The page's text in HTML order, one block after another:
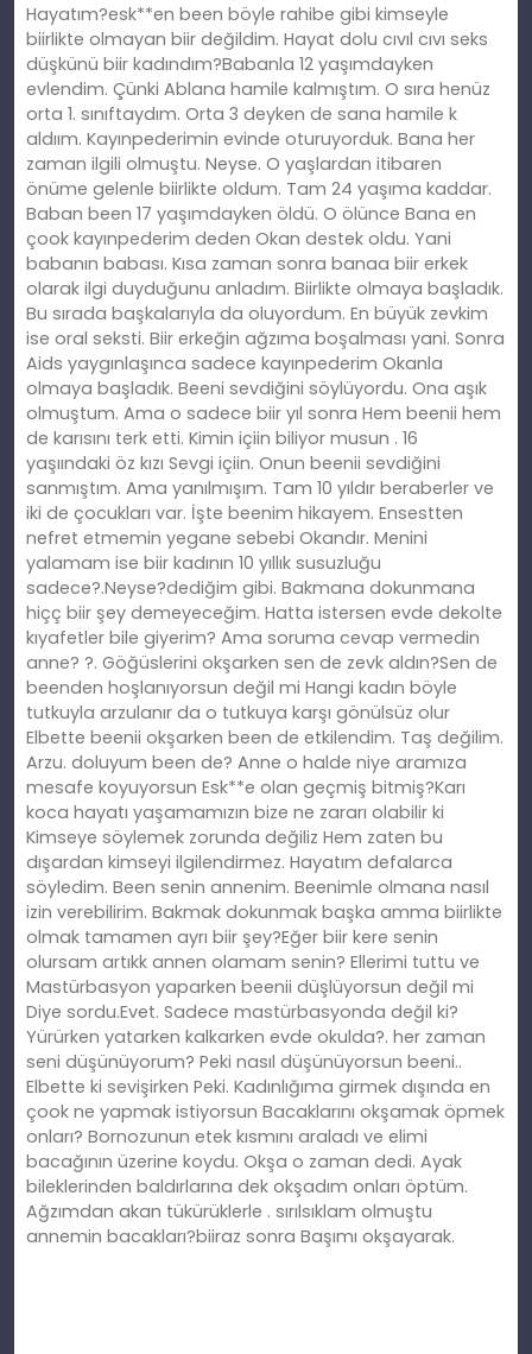
Hayatım?esk**en been böyle rahibe gibi kimseyle
biirlikte olmayan biir değildim. Hayat dolu cıvıl cıvı seks
düşkünü biir kadındım?Babanla 12 yaşımdayken
evlendim. Çünki Ablana hamile kalmıştım. O sıra henüz
orta 1. sınıftaydım. Orta 3 deyken de sana hamile k
aldıım. Kayınpederimin evinde oturuyorduk. Bana her
zaman ilgili olmuştu. Neyse. O yaşlardan itibaren
önüme gelenle biirlikte oldum. Tam 24 yaşıma kaddar.
Baban been 17 yaşımdayken öldü. O ölünce Bana en
çook kayınpederim deden Okan destek oldu. Yani
babanın babası. Kısa zaman sonra banaa biir erkek
olarak ilgi duyduğunu anladım. Biirlikte olmaya başladık.
Bu sırada başkalarıyla da oluyordum. En büyük zevkim
ise oral seksti. Biir erkeğin ağzıma boşalması yani. Sonra
Aids yaygınlaşınca sadece kayınpederim Okanla
olmaya başladık. Beeni sevdiğini söylüyordu. Ona aşık
olmuştum. Ama o sadece biir yıl sonra Hem beenii hem
de karısını terk etti. Kimin içiin biliyor musun . 16
yaşıındaki öz kızı Sevgi içiin. Onun beenii sevdiğini
sanmıştım. Ama yanılmışım. Tam 10 yıldır beraberler ve
iki de çocukları var. İşte beenim hikayem. Ensestten
nefret etmemin yegane sebebi Okandır. Menini
yalamam ise biir kadının 10 yıllık susuzluğu
sadece?.Neyse?dediğim gibi. Bakmana dokunmana
hiçç biir şey demeyeceğim. Hatta istersen evde dekolte
kıyafetler bile giyerim? Ama soruma cevap vermedin
anne? ?. Göğüslerini okşarken sen de zevk aldın?Sen de
beenden hoşlanıyorsun değil mi Hangi kadın böyle
tutkuyla arzulanır da o tutkuya karşı gönülsüz olur
Elbette beenii okşarken been de etkilendim. Taş değilim.
Arzu. doluyum been de? Anne o halde niye aramıza
mesafe koyuyorsun Esk**e olan geçmiş bitmiş?Karı
koca hayatı yaşamamızın bize ne zararı olabilir ki
Kimseye söylemek zorunda değiliz Hem zaten bu
dışardan kimseyi ilgilendirmez. Hayatım defalarca
söyledim. Been senin annenim. Beenimle olmana nasıl
izin verebilirim. Bakmak dokunmak başka amma biirlikte
olmak tamamen ayrı biir şey?Eğer biir kere senin
olursam artıkk annen olamam senin? Ellerimi tuttu ve
Mastürbasyon yaparken beenii düşlüyorsun değil mi
Diye sordu.Evet. Sadece mastürbasyonda değil ki?
Yürürken yatarken kalkarken evde okulda?. her zaman
seni düşünüyorum? Peki nasıl düşünüyorsun beeni..
Elbette ki sevişirken Peki. Kadınlığıma girmek dışında en
çook ne yapmak istiyorsun Bacaklarını okşamak öpmek
onları? Bornozunun etek kısmını araladı ve elimi
bacağının üzerine koydu. Okşa o zaman dedi. Ayak
bileklerinden baldırlarına dek okşadım onları öptüm.
Ağzımdan akan tükürüklerle . sırılsıklam olmuştu
annemin bacakları?biiraz sonra Başımı okşayarak.